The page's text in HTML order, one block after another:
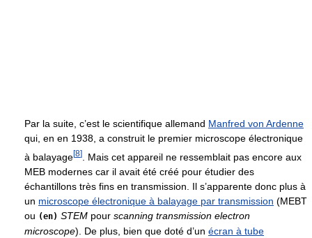
Par la suite, c’est le scientifique allemand Manfred von Ardenne
qui, en en 1938, a construit le premier microscope électronique
à balayage[8]
. Mais cet appareil ne ressemblait pas encore aux
MEB modernes car il avait été créé pour étudier des
échantillons très fins en transmission. Il s’apparente donc plus à
un microscope électronique à balayage par transmission (MEBT
ou (en) STEM pour scanning transmission electron
microscope). De plus, bien que doté d’un écran à tube